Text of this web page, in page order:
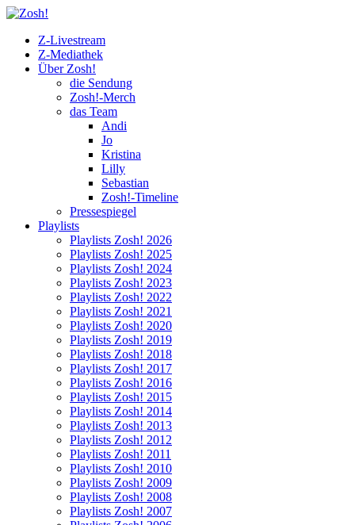
Z-Livestream
Z-Mediathek
Über Zosh!
die Sendung
Zosh!-Merch
das Team
Andi
Jo
Kristina
Lilly
Sebastian
Zosh!-Timeline
Pressespiegel
Playlists
Playlists Zosh! 2026
Playlists Zosh! 2025
Playlists Zosh! 2024
Playlists Zosh! 2023
Playlists Zosh! 2022
Playlists Zosh! 2021
Playlists Zosh! 2020
Playlists Zosh! 2019
Playlists Zosh! 2018
Playlists Zosh! 2017
Playlists Zosh! 2016
Playlists Zosh! 2015
Playlists Zosh! 2014
Playlists Zosh! 2013
Playlists Zosh! 2012
Playlists Zosh! 2011
Playlists Zosh! 2010
Playlists Zosh! 2009
Playlists Zosh! 2008
Playlists Zosh! 2007